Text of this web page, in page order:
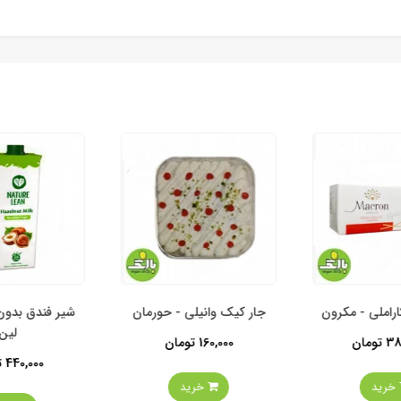
- مکرون
خرید
جار کیک وانیلی - حورمان
160,000 تومان
خرید
شیر فندق
لین
440,000 تومان